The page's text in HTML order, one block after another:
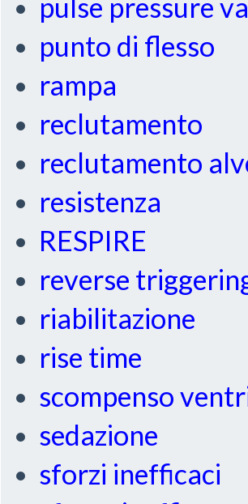
pulse pressure
punto di flesso
rampa
reclutamento
reclutamento
resistenza
RESPIRE
reverse
riabilitazione
rise time
scompenso
sedazione
sforzi inefficaci